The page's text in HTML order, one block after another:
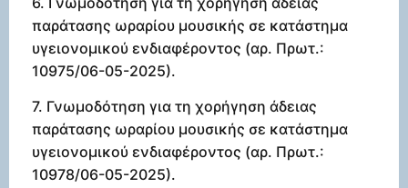
παράτασης ωραρίου μουσικής σε κατάστημα
υγειονομικού ενδιαφέροντος (αρ. Πρωτ.:
10975/06-05-2025).
7. Γνωμοδότηση για τη χορήγηση άδειας
παράτασης ωραρίου μουσικής σε κατάστημα
υγειονομικού ενδιαφέροντος (αρ. Πρωτ.:
10978/06-05-2025).